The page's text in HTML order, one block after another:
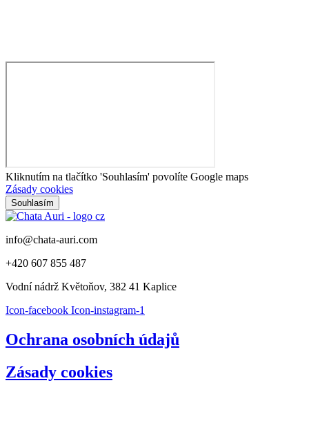
Kliknutím na tlačítko 'Souhlasím' povolíte Google maps
Zásady cookies
Souhlasím
info@chata-auri.com
+420 607 855 487
Vodní nádrž Květoňov, 382 41 Kaplice
Icon-facebook Icon-instagram-1
Ochrana osobních údajů
Zásady cookies